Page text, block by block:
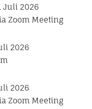
Juli 2026
Zoom Meeting
2026
2026
Zoom Meeting